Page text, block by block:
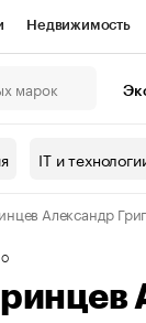
Недвижимость
контрагентов
IT и
Александр